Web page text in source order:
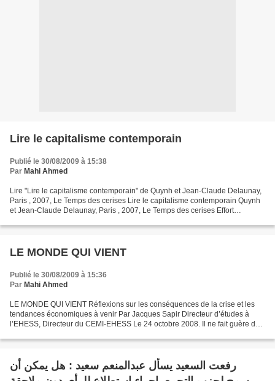
Lire le capitalisme contemporain
Publié le 30/08/2009 à 15:38
Par Mahi Ahmed
Lire "Lire le capitalisme contemporain" de Quynh et Jean-Claude Delaunay,
Paris , 2007, Le Temps des cerises Lire le capitalisme contemporain Quynh
et Jean-Claude Delaunay, Paris , 2007, Le Temps des cerises Effort
LE MONDE QUI VIENT
Publié le 30/08/2009 à 15:36
Par Mahi Ahmed
LE MONDE QUI VIENT Réflexions sur les conséquences de la crise et les
tendances économiques à venir Par Jacques Sapir Directeur d’études à
l’EHESS, Directeur du CEMI-EHESS Le 24 octobre 2008. Il ne fait guère de
رفعت السعيد يسأل عبدالمنعم سعيد : هل يمكن أن